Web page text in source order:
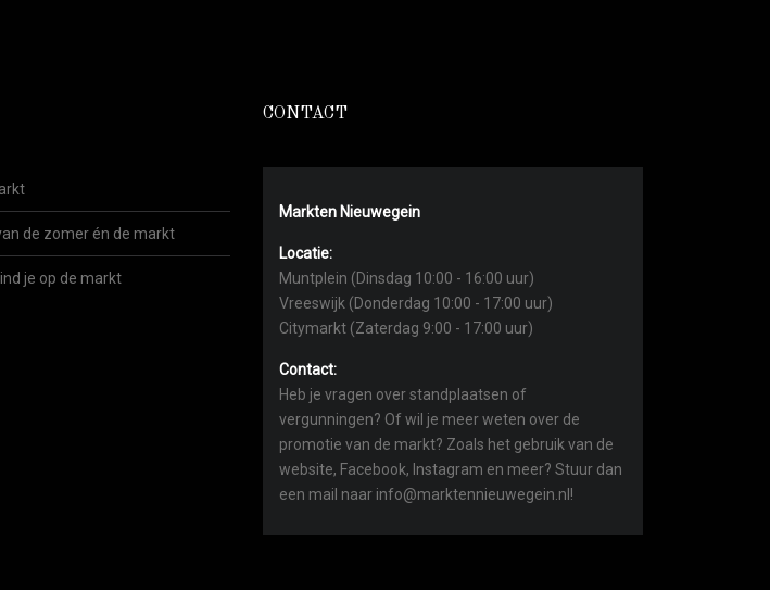
de zomer én de markt
je op de markt
CONTACT
Markten Nieuwegein
Locatie:
Muntplein (Dinsdag 10:00 - 16:00 uur)
Vreeswijk (Donderdag 10:00 - 17:00 uur)
Citymarkt (Zaterdag 9:00 - 17:00 uur)
Contact:
Heb je vragen over standplaatsen of
vergunningen? Of wil je meer weten over de
promotie van de markt? Zoals het gebruik van de
website, Facebook, Instagram en meer? Stuur dan
een mail naar info@marktennieuwegein.nl!